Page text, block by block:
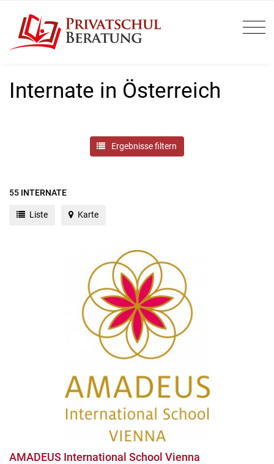
Internate in Österreich
Ergebnisse filtern
55 INTERNATE
Liste Karte
AMADEUS International School Vienna